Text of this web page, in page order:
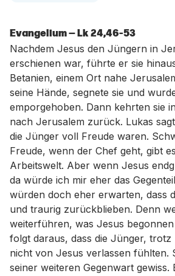
Evangelium — Lk 24,46-53
Nachdem Jesus den Jüngern in
erschienen war, führte er sie
Betanien, einem Ort nahe
seine Hände, segnete sie und
emporgehoben. Dann kehrten sie
nach Jerusalem zurück. Lukas
die Jünger voll Freude waren.
Freude, wenn der Chef geht, gibt
Arbeitswelt. Aber wenn Jesus
da würde ich mir eher das
würden doch eher erwarten, dass
und traurig zurückblieben. Denn
weiterführen, was Jesus
folgt daraus, dass die Jünger, trotz
nicht von Jesus verlassen fühlten.
seiner weiteren Gegenwart gewiss.